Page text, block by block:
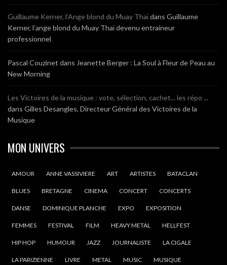
Guillaume Kerner, l’Ange blond du Muay Thaïdans Guillaume
Kerner, l’ange blond du Muay Thaï devenu entraineur
professionnel
Pascal Couzinet dans Jeanette Berger : La Soul à Fleur de Peau au
New Morning
Les Victoires de la musique : vote, sélection, cachet... les répo ...
dans Gilles Desangles, Directeur Général des Victoires de la
Musique
MON UNIVERS
AMOUR ANNE VASSIVIERE ART ARTISTES BATACLAN
BLUES BRETAGNE CINEMA CONCERT CONCERTS
DANSE DOMINIQUE PLANCHE EXPO EXPOSITION
FEMMES FESTIVAL FILM HEAVY METAL HELLFEST
HIP HOP HUMOUR JAZZ JOURNALISTE LA CIGALE
LA PARIZIENNE LIVRE METAL MUSIC MUSIQUE